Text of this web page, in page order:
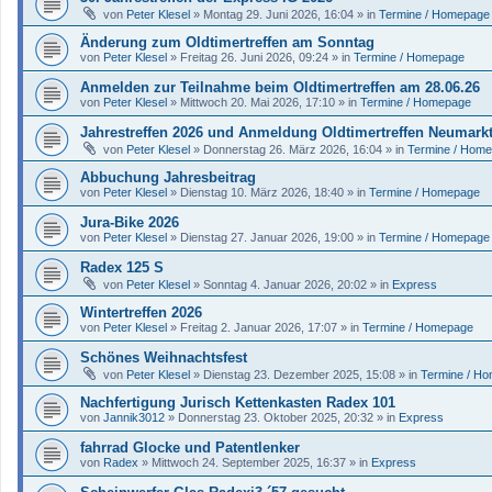
von Peter Klesel » Montag 29. Juni 2026, 16:04 » in Termine / Homepage
Änderung zum Oldtimertreffen am Sonntag
von Peter Klesel » Freitag 26. Juni 2026, 09:24 » in Termine / Homepage
Anmelden zur Teilnahme beim Oldtimertreffen am 28.06.26
von Peter Klesel » Mittwoch 20. Mai 2026, 17:10 » in Termine / Homepage
Jahrestreffen 2026 und Anmeldung Oldtimertreffen Neumarkt
von Peter Klesel » Donnerstag 26. März 2026, 16:04 » in Termine /
Abbuchung Jahresbeitrag
von Peter Klesel » Dienstag 10. März 2026, 18:40 » in Termine / Homepage
Jura-Bike 2026
von Peter Klesel » Dienstag 27. Januar 2026, 19:00 » in Termine / Homepage
Radex 125 S
von Peter Klesel » Sonntag 4. Januar 2026, 20:02 » in Express
Wintertreffen 2026
von Peter Klesel » Freitag 2. Januar 2026, 17:07 » in Termine / Homepage
Schönes Weihnachtsfest
von Peter Klesel » Dienstag 23. Dezember 2025, 15:08 » in Termine /
Nachfertigung Jurisch Kettenkasten Radex 101
von Jannik3012 » Donnerstag 23. Oktober 2025, 20:32 » in Express
fahrrad Glocke und Patentlenker
von Radex » Mittwoch 24. September 2025, 16:37 » in Express